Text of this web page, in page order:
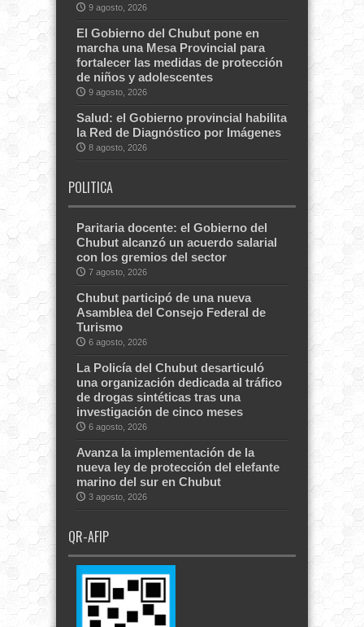
9 agosto, 2026
El Gobierno del Chubut pone en
marcha una Mesa Provincial para
fortalecer las medidas de protección
de niños y adolescentes
9 agosto, 2026
Salud: el Gobierno provincial habilita
la Red de Diagnóstico por Imágenes
8 agosto, 2026
POLITICA
Paritaria docente: el Gobierno del
Chubut alcanzó un acuerdo salarial
con los gremios del sector
7 agosto, 2026
Chubut participó de una nueva
Asamblea del Consejo Federal de
Turismo
6 agosto, 2026
La Policía del Chubut desarticuló
una organización dedicada al tráfico
de drogas sintéticas tras una
investigación de cinco meses
6 agosto, 2026
Avanza la implementación de la
nueva ley de protección del elefante
marino del sur en Chubut
3 agosto, 2026
QR-AFIP